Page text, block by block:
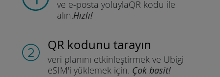
ve e-posta yoluylaQR kodu ile
alın.Hızlı!
QR kodunu tarayın
veri planını etkinleştirmek ve Ubigi
eSIM'i yüklemek için. Çok basit!